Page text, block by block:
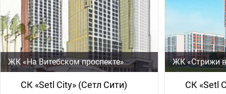
ЖК «На Витебском проспекте»
СК «Setl City» (Сетл Сити)
ЖК «Стрижи
СК «Setl